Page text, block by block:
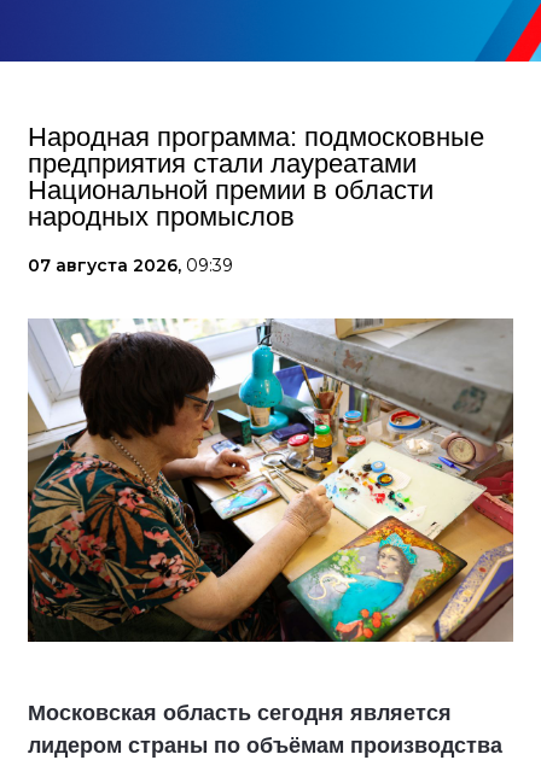
Народная программа: подмосковные
предприятия стали лауреатами
Национальной премии в области
народных промыслов
07 августа 2026, 09:39
Московская область сегодня является
лидером страны по объёмам производства